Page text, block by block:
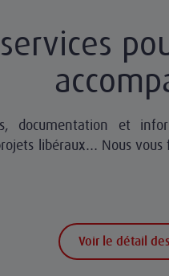
documentation et
libéraux… Nous
Voir le détail